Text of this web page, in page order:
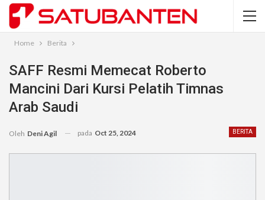
Home Berita
SAFF Resmi Memecat Roberto
Mancini Dari Kursi Pelatih Timnas
Arab Saudi
BERITA
Oleh Deni Agil pada Oct 25, 2024